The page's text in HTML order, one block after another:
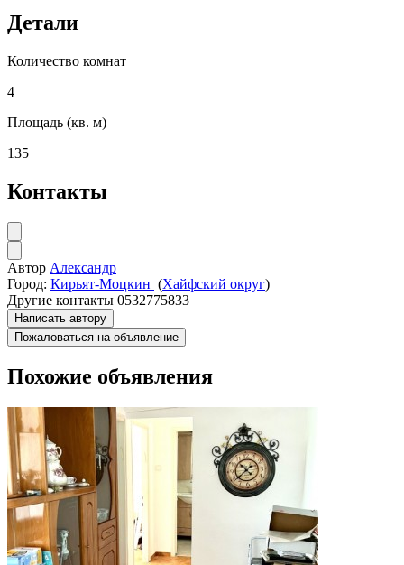
Детали
Количество комнат
4
Площадь (кв. м)
135
Контакты
Автор Александр
Город: Кирьят-Моцкин (Хайфский округ)
Другие контакты 0532775833
Написать автору
Пожаловаться на объявление
Похожие объявления